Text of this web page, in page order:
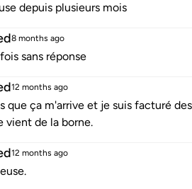
depuis plusieurs mois
8 months ago
sans réponse
12 months ago
que ça m'arrive et je suis facturé
vient de la borne.
12 months ago